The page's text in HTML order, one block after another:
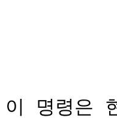
명령은